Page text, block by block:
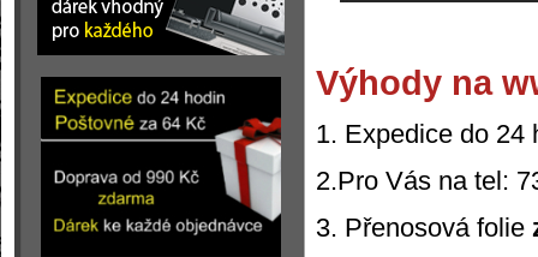
Výhody na
1. Expedice do 24
2.Pro Vás na tel:
3. Přenosová folie